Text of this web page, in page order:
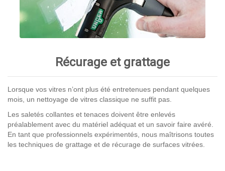
Récurage et grattage
Lorsque vos vitres n’ont plus été entretenues pendant quelques
mois, un nettoyage de vitres classique ne suffit pas.
Les saletés collantes et tenaces doivent être enlevés
préalablement avec du matériel adéquat et un savoir faire avéré.
En tant que professionnels expérimentés, nous maîtrisons toutes
les techniques de grattage et de récurage de surfaces vitrées.